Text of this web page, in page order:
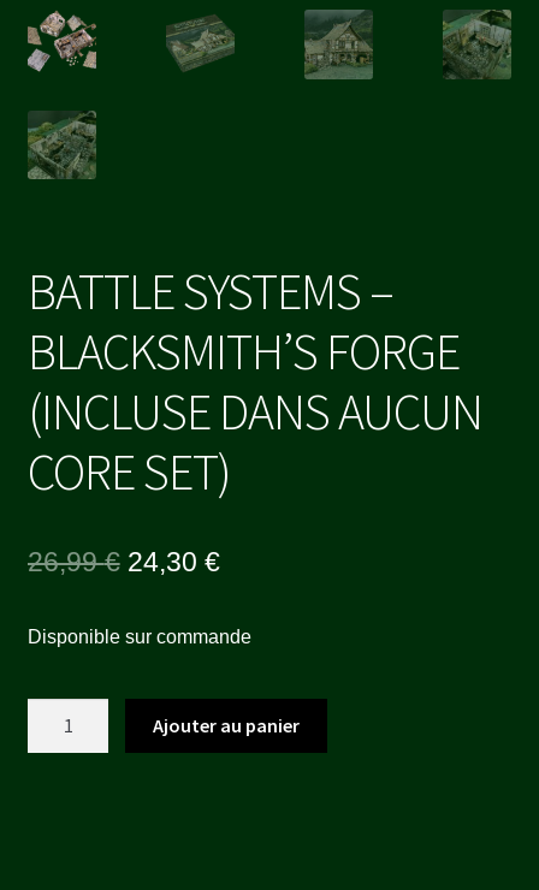
BATTLE SYSTEMS –
BLACKSMITH’S FORGE
(INCLUSE DANS AUCUN
CORE SET)
26,99€ Le
initial
26,99 €.
24,30 €Le
actuel
24,30 €.
Disponible sur commande
Ajouter au panier